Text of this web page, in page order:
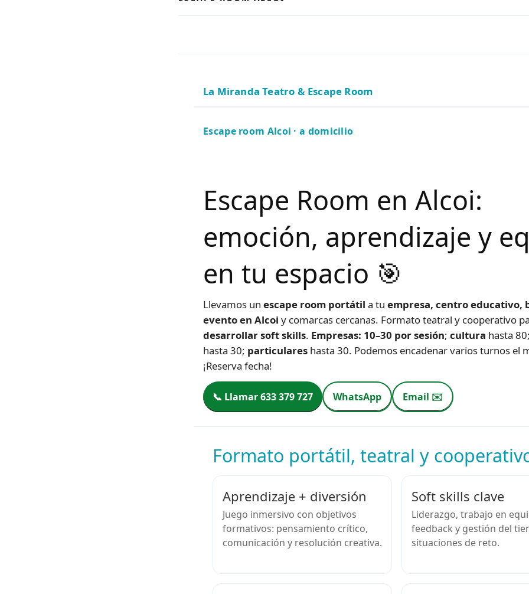
La Miranda Teatro & Escape Room
Escape room Alcoi · a domicilio
Escape Room en Alcoi:
emoción, aprendizaje y
en tu espacio 🎯
Llevamos un escape room portátil a tu empresa, centro educativo,
evento en Alcoi y comarcas cercanas. Formato teatral y cooperativo
desarrollar soft skills. Empresas: 10–30 por sesión; cultura hasta 80;
hasta 30; particulares hasta 30. Podemos encadenar varios turnos el
¡Reserva fecha!
📞 Llamar 633 379 727 WhatsApp Email ✉️
Formato portátil, teatral y
Aprendizaje + diversión
Juego inmersivo con objetivos
formativos: pensamiento crítico,
comunicación y resolución creativa.
Soft skills clave
Liderazgo, trabajo en
feedback y gestión del
situaciones de reto.